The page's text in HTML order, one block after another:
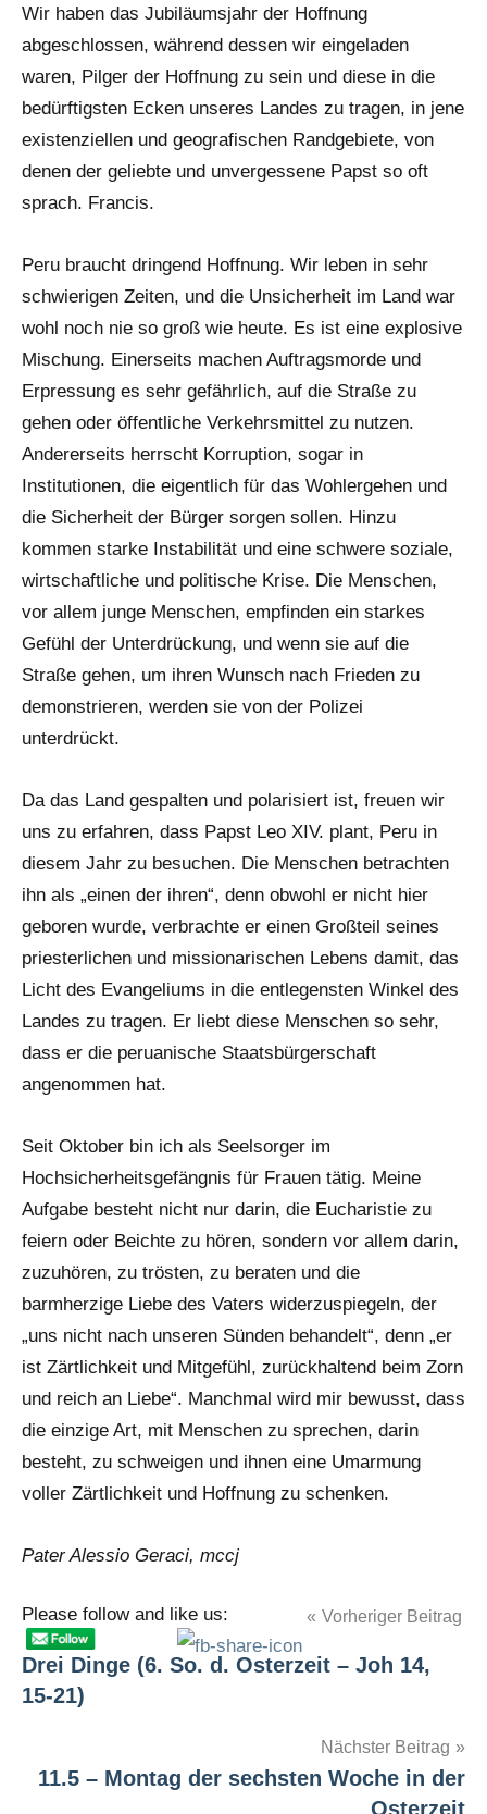
Wir haben das Jubiläumsjahr der Hoffnung
abgeschlossen, während dessen wir eingeladen
waren, Pilger der Hoffnung zu sein und diese in die
bedürftigsten Ecken unseres Landes zu tragen, in jene
existenziellen und geografischen Randgebiete, von
denen der geliebte und unvergessene Papst so oft
sprach. Francis.
Peru braucht dringend Hoffnung. Wir leben in sehr
schwierigen Zeiten, und die Unsicherheit im Land war
wohl noch nie so groß wie heute. Es ist eine explosive
Mischung. Einerseits machen Auftragsmorde und
Erpressung es sehr gefährlich, auf die Straße zu
gehen oder öffentliche Verkehrsmittel zu nutzen.
Andererseits herrscht Korruption, sogar in
Institutionen, die eigentlich für das Wohlergehen und
die Sicherheit der Bürger sorgen sollen. Hinzu
kommen starke Instabilität und eine schwere soziale,
wirtschaftliche und politische Krise. Die Menschen,
vor allem junge Menschen, empfinden ein starkes
Gefühl der Unterdrückung, und wenn sie auf die
Straße gehen, um ihren Wunsch nach Frieden zu
demonstrieren, werden sie von der Polizei
unterdrückt.
Da das Land gespalten und polarisiert ist, freuen wir
uns zu erfahren, dass Papst Leo XIV. plant, Peru in
diesem Jahr zu besuchen. Die Menschen betrachten
ihn als „einen der ihren“, denn obwohl er nicht hier
geboren wurde, verbrachte er einen Großteil seines
priesterlichen und missionarischen Lebens damit, das
Licht des Evangeliums in die entlegensten Winkel des
Landes zu tragen. Er liebt diese Menschen so sehr,
dass er die peruanische Staatsbürgerschaft
angenommen hat.
Seit Oktober bin ich als Seelsorger im
Hochsicherheitsgefängnis für Frauen tätig. Meine
Aufgabe besteht nicht nur darin, die Eucharistie zu
feiern oder Beichte zu hören, sondern vor allem darin,
zuzuhören, zu trösten, zu beraten und die
barmherzige Liebe des Vaters widerzuspiegeln, der
„uns nicht nach unseren Sünden behandelt“, denn „er
ist Zärtlichkeit und Mitgefühl, zurückhaltend beim Zorn
und reich an Liebe“. Manchmal wird mir bewusst, dass
die einzige Art, mit Menschen zu sprechen, darin
besteht, zu schweigen und ihnen eine Umarmung
voller Zärtlichkeit und Hoffnung zu schenken.
Pater Alessio Geraci, mccj
Please follow and like us:
Schlagwörter
Chorrillos
Lima
Pastoralplan
Beitragsnavigation Vorheriger Beitrag
Drei Dinge (6. So. d. Osterzeit – Joh 14,
15-21)
Nächster Beitrag
11.5 – Montag der sechsten Woche in der
Osterzeit